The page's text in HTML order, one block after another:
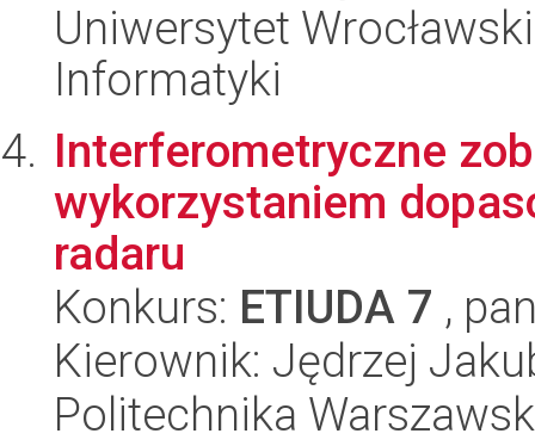
Uniwersytet
Informatyki
Interferometryczne
wykorzystaniem
radaru
Konkurs: ETIUDA 7 ,
Kierownik: Jędrzej
Politechnika